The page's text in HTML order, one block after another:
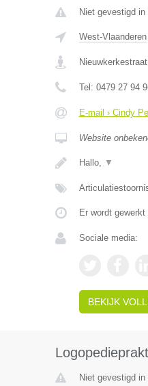
Niet gevestigd
West-Vlaanderen
Tel: 0479 27 94
E-mail › Cindy
Website
Hallo, ▼
Er wordt
Sociale media:
BEKIJK
Niet gevestigd